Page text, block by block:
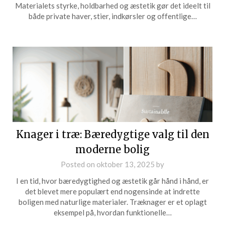
Materialets styrke, holdbarhed og æstetik gør det ideelt til
både private haver, stier, indkørsler og offentlige…
Knager i træ: Bæredygtige valg til den
moderne bolig
Posted on oktober 13, 2025 by
I en tid, hvor bæredygtighed og æstetik går hånd i hånd, er
det blevet mere populært end nogensinde at indrette
boligen med naturlige materialer. Træknager er et oplagt
eksempel på, hvordan funktionelle…